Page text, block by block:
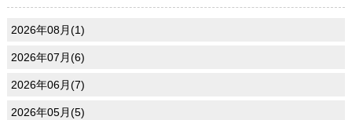
2026年08月(1)
2026年07月(6)
2026年06月(7)
2026年05月(5)